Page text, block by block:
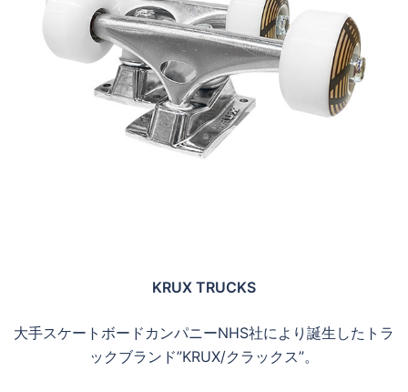
KRUX TRUCKS
大手スケートボードカンパニーNHS社により誕生したトラ
ックブランド”KRUX/クラックス”。